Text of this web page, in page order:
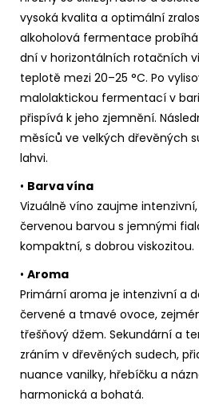
vysoká kvalita a optimální
alkoholová fermentace probíhá
dní v horizontálních rotačních
teplotě mezi 20–25 °C. Po
malolaktickou fermentací v
přispívá k jeho zjemnění.
měsíců ve velkých dřevěných
lahvi.
• Barva vína
Vizuálně víno zaujme
červenou barvou s jemnými
kompaktní, s dobrou viskozitou.
• Aroma
Primární aroma je intenzivní a
červené a tmavé ovoce,
třešňový džem. Sekundární a
zráním v dřevěných sudech,
nuance vanilky, hřebíčku a
harmonická a bohatá.